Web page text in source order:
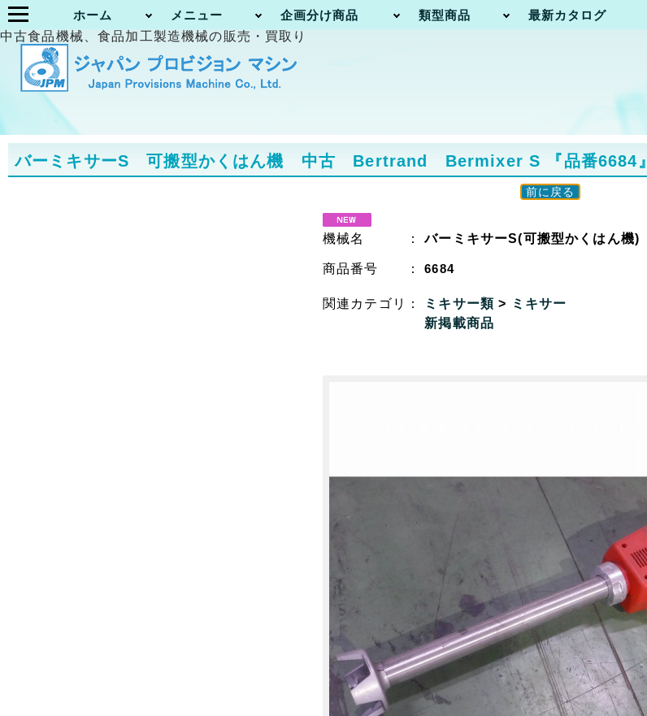
ホーム メニュー 企画分け商品 類型商品 最新カタログ
中古食品機械、食品加工製造機械の販売・買取り
バーミキサーS 可搬型かくはん機 中古 Bertrand Bermixer S 『品番6684』
前に戻る
機械名 ：バーミキサーS(可搬型かくはん機)
商品番号 ：6684
関連カテゴリ： ミキサー類> ミキサー
新掲載商品